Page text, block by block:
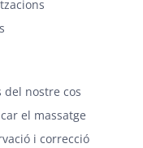
nostre cos
el massatge
i correcció